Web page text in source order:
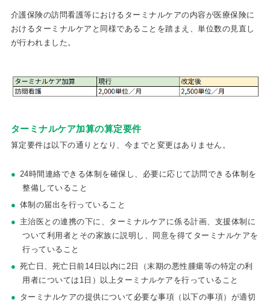
介護保険の訪問看護等におけるターミナルケアの内容が医療保険に
おけるターミナルケアと同様であることを踏まえ、単位数の見直し
が行われました。
ターミナルケア加算の算定要件
算定要件は以下の通りとなり、今までと変更はありません。
24時間連絡できる体制を確保し、必要に応じて訪問できる体制を
整備していること
体制の届出を行っていること
主治医との連携の下に、ターミナルケアに係る計画、支援体制に
ついて利用者とその家族に説明し、同意を得てターミナルケアを
行っていること
死亡日、死亡日前14日以内に2日（末期の悪性腫瘍等の特定の利
用者については1日）以上ターミナルケアを行っていること
ターミナルケアの提供について必要な事項（以下の事項）が適切